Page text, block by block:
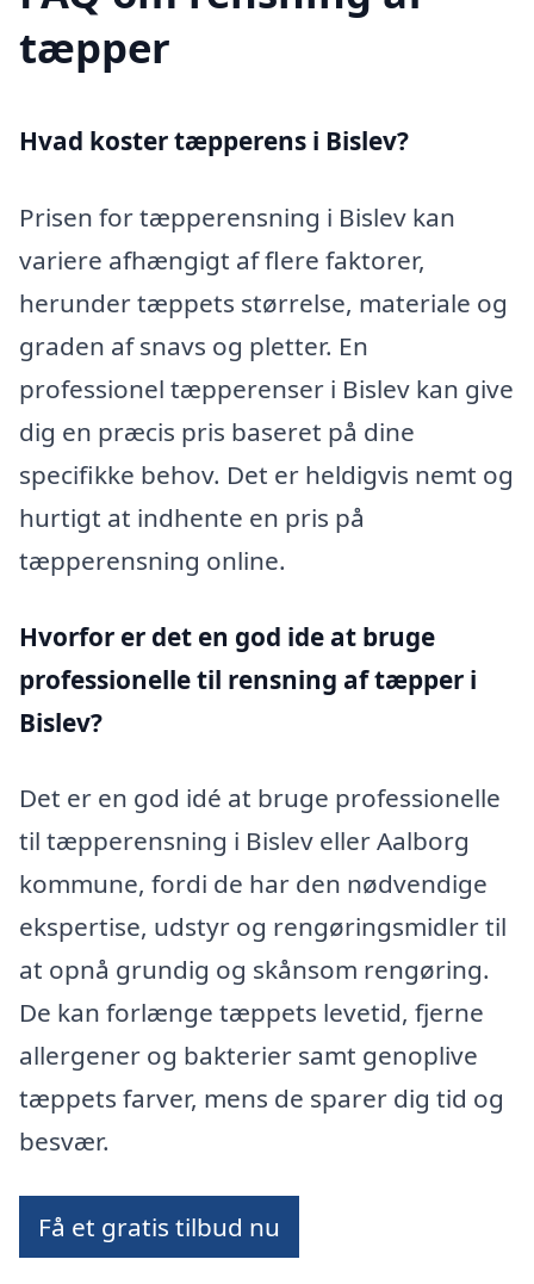
tæpper
Hvad koster tæpperens i Bislev?
Prisen for tæpperensning i Bislev kan
variere afhængigt af flere faktorer,
herunder tæppets størrelse, materiale og
graden af snavs og pletter. En
professionel tæpperenser i Bislev kan give
dig en præcis pris baseret på dine
specifikke behov. Det er heldigvis nemt og
hurtigt at indhente en pris på
tæpperensning online.
Hvorfor er det en god ide at bruge
professionelle til rensning af tæpper i
Bislev?
Det er en god idé at bruge professionelle
til tæpperensning i Bislev eller Aalborg
kommune, fordi de har den nødvendige
ekspertise, udstyr og rengøringsmidler til
at opnå grundig og skånsom rengøring.
De kan forlænge tæppets levetid, fjerne
allergener og bakterier samt genoplive
tæppets farver, mens de sparer dig tid og
besvær.
Få et gratis tilbud nu